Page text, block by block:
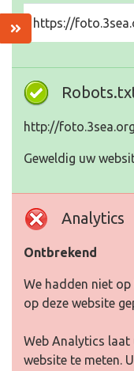
https://
http://
Geweldig uw
Analytics
Ontbrekend
We hadden niet
op deze website
Web Analytics
website te meten.